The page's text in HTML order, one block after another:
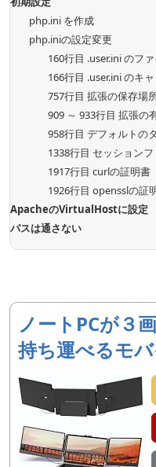
php.ini を作成
php.iniの設定変更
160行目 .user.ini のフ
166行目 .user.ini のキ
757行目 拡張の保存場
909 ～ 933行目 拡張の
958行目 デフォルトの
1338行目 セッション
1917行目 curlの証明書
1926行目 opensslの証
ApacheのVirtualHostに設定
パスは通さない
ノートPCが３
持ち運べるモ